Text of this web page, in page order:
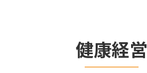
健康経営